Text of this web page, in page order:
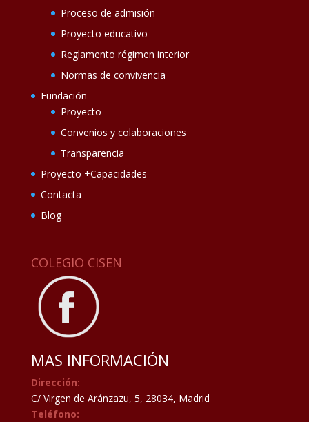
Proceso de admisión
Proyecto educativo
Reglamento régimen interior
Normas de convivencia
Fundación
Proyecto
Convenios y colaboraciones
Transparencia
Proyecto +Capacidades
Contacta
Blog
COLEGIO CISEN
MAS INFORMACIÓN
Dirección:
C/ Virgen de Aránzazu, 5, 28034, Madrid
Teléfono: